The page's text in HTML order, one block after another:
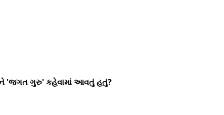
'જગત ગુરુ' કહેવામાં આવતું હતું?